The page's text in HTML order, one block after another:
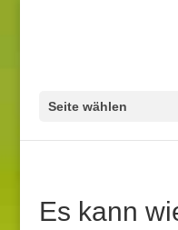
Seite wählen
Es kann